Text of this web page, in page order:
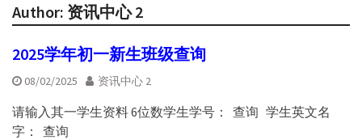
Author: 资讯中心 2
2025学年初一新生班级查询
08/02/2025 资讯中心 2
请输入其一学生资料 6位数学生学号： 查询 学生英文名
字： 查询